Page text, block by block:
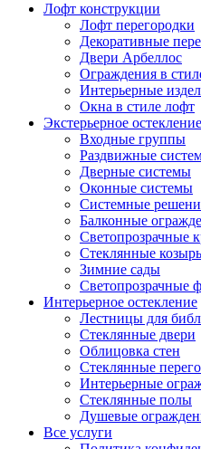
Лофт конструкции
Лофт перегородки
Декоративные
Двери Арбеллос
Ограждения в
Интерьерные
Окна в стиле лофт
Экстерьерное остекление
Входные группы
Раздвижные
Дверные системы
Оконные системы
Системные
Балконные
Светопрозрачные
Стеклянные
Зимние сады
Светопрозрачные
Интерьерное остекление
Лестницы для
Стеклянные двери
Облицовка стен
Стеклянные
Интерьерные
Стеклянные полы
Душевые
Все услуги